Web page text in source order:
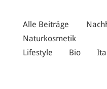
Alle Beiträge
Naturkosmetik
Lifestyle
Bio